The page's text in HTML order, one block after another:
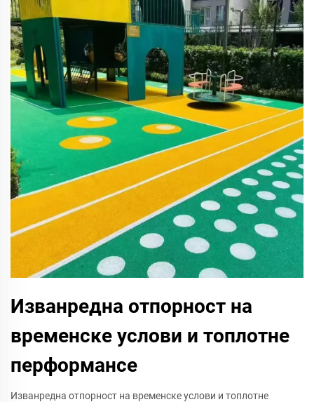
Изванредна отпорност на
временске услови и топлотне
перформансе
Изванредна отпорност на временске услови и топлотне